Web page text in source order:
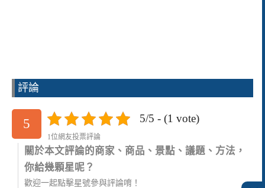
評論
5 5/5 - (1 vote)
1位網友投票評論
關於本文評論的商家、商品、景點、議題、方法，
你給幾顆星呢？
歡迎一起點擊星號參與評論唷！